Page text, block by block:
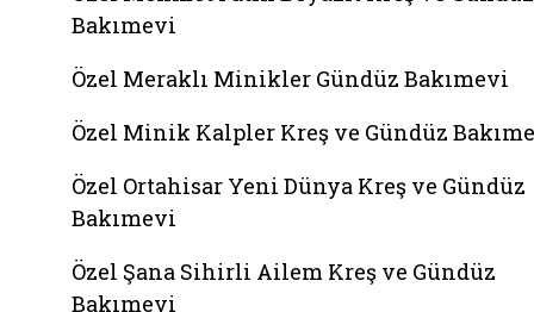
Bakımevi
Özel Meraklı Minikler Gündüz Bakımevi
Özel Minik Kalpler Kreş ve Gündüz
Özel Ortahisar Yeni Dünya Kreş ve Gündüz
Bakımevi
Özel Şana Sihirli Ailem Kreş ve Gündüz
Bakımevi